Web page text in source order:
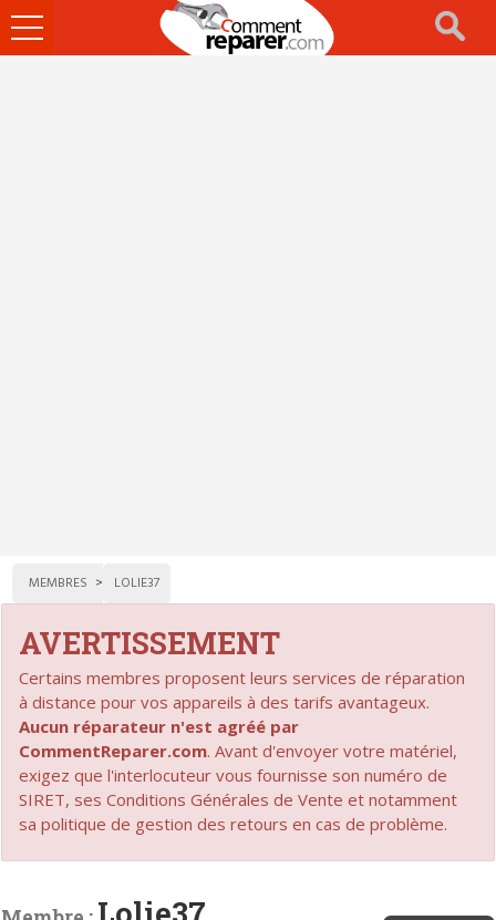
Ouvrir
le
MEMBRES LOLIE37
AVERTISSEMENT
Certains membres proposent leurs services de réparation
à distance pour vos appareils à des tarifs avantageux.
Aucun réparateur n'est agréé par
CommentReparer.com. Avant d'envoyer votre matériel,
exigez que l'interlocuteur vous fournisse son numéro de
SIRET, ses Conditions Générales de Vente et notamment
sa politique de gestion des retours en cas de problème.